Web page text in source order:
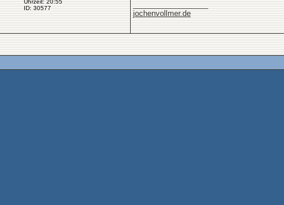
Uhrzeit: 20:55
ID: 30577
jochenvollmer.de